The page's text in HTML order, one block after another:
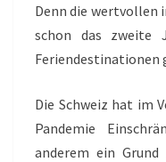
Denn die
schon das zweite
Feriendestinationen
Die Schweiz hat im
Pandemie
anderem ein